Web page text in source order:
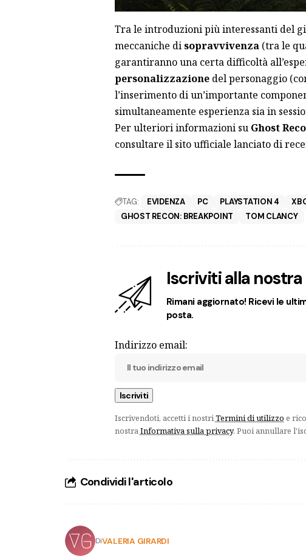
Tra le introduzioni più interessanti del
meccaniche disopravvivenza(tra le
garantiranno una certa difficoltà
personalizzazionedel personaggio
l’inserimento di un’importante
simultaneamente esperienza sia in
Per ulteriori informazioni su Ghost
consultare il sito ufficiale lanciato di
TAG: EVIDENZA PC PLAYSTATION 4
GHOST RECON: BREAKPOINT
TOM CLANCY
Iscriviti alla
Rimani aggiornato! Ricevi le
posta.
Indirizzo email:
Iscrivendoti, accetti i nostriTermini di utilizzo e
nostraInformativa sulla privacy. Puoi annullare
Condividi l'articolo
DiVALERIA GIRARDI